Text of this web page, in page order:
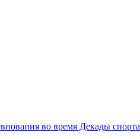
во время Декады спорта